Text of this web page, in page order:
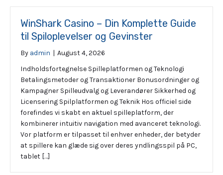
WinShark Casino – Din Komplette Guide
til Spiloplevelser og Gevinster
By admin | August 4, 2026
Indholdsfortegnelse Spilleplatformen og Teknologi
Betalingsmetoder og Transaktioner Bonusordninger og
Kampagner Spilleudvalg og Leverandører Sikkerhed og
Licensering Spilplatformen og Teknik Hos officiel side
forefindes vi skabt en aktuel spilleplatform, der
kombinerer intuitiv navigation med avanceret teknologi.
Vor platform er tilpasset til enhver enheder, der betyder
at spillere kan glæde sig over deres yndlingsspil på PC,
tablet […]